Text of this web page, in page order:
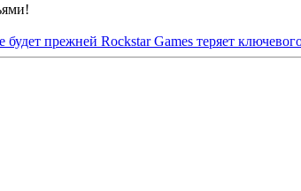
прежней Rockstar Games теряет